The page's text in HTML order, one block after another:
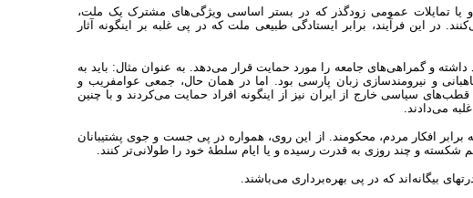
یا تمایلات عمومی زودگذر که در بستر اساسی ویژگی‌های مشترک یک ملت،
در این فرآیند، برابر ایستادگی طبیعی ملت که در پی غلبه بر اینگونه آثار
و گمراهی‌های جامعه را مورد حمایت قرار می‌دهد. به عنوان مثال: باید به
و نیرومندسازی زبان پارسی بود. اما در همان حال، جمعی عوامفریب و
سیاسی خارج از ایران نیز از اینگونه افراد حمایت می‌کردند و با چنین
می‌دادند.
افکار مردم، محکومند. از این روی، همواره در پی جست و جوی پشتیبانان
شکسته و چند روزی به قدرت رسیده و یا ایام سلطۀ خود را طولانی‌تر کنند.
بیگانه‌اند که در پی بهره‌برداری می‌باشند.